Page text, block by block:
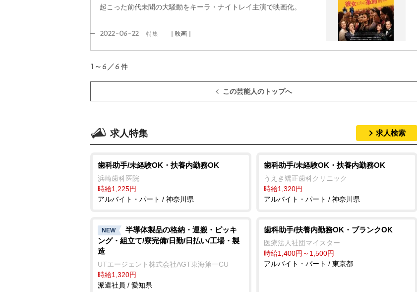
起こった前代未聞の大騒動をキーラ・ナイトレイ主演で映画化。
2022-06-22 特集 ｜映画｜
1～6／6 件
この芸能人のトップへ
求人特集 求人検索
歯科助手/未経験OK・扶養内勤務OK
浜崎歯科医院
時給1,225円
アルバイト・パート / 神奈川県
歯科助手/未経験OK・扶養内勤務OK
うえき矯正歯科クリニック
時給1,320円
アルバイト・パート / 神奈川県
NEW
半導体製品の格納・運搬・ピッキ
ング・組立て/寮完備/日勤/日払い/工場・製
造
UTエージェント株式会社AGT東海第一CU
時給1,320円
派遣社員 / 愛知県
歯科助手/扶養内勤務OK・ブランクOK
医療法人社団マイスター
時給1,400円～1,500円
アルバイト・パート / 東京都